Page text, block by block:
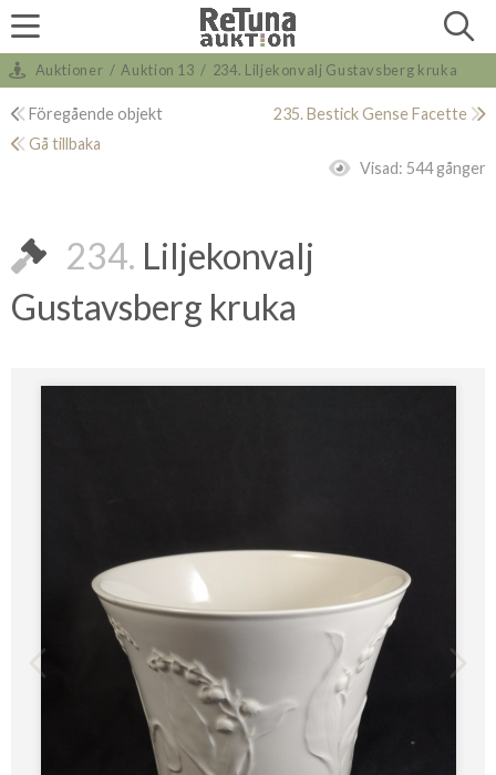
Auktioner / Auktion 13 / 234. Liljekonvalj Gustavsberg kruka
Föregående objekt
235. Bestick Gense Facette
Gå tillbaka
Visad: 544 gånger
234. Liljekonvalj
Gustavsberg kruka